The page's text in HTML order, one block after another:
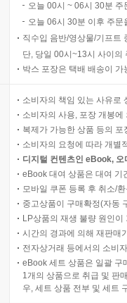
오늘 00시 ~ 06시 30분
오늘 06시 30분 이후 주
직수입 음반/영상물/기프트
단, 당일 00시~13시 사이의
박스 포장은 택배 배송이
소비자의 책임 있는 사유로
소비자의 사용, 포장 개봉
복제가 가능한 상품 등의
소비자의 요청에 따라 개별
디지털 컨텐츠인 eBook,
eBook 대여 상품은 대여 기
모바일 쿠폰 등록 후 취소/
중고상품이 구매확정(자동
LP상품의 재생 불량 원인
시간의 경과에 의해 재판매
전자상거래 등에서의 소비
eBook 세트 상품은 일괄 구
1개의 상품으로 취급 및 판
우, 세트 상품 전부 및 세트